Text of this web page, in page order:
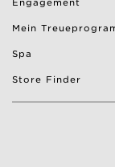
Engagement
Mein
Spa
Store Finder